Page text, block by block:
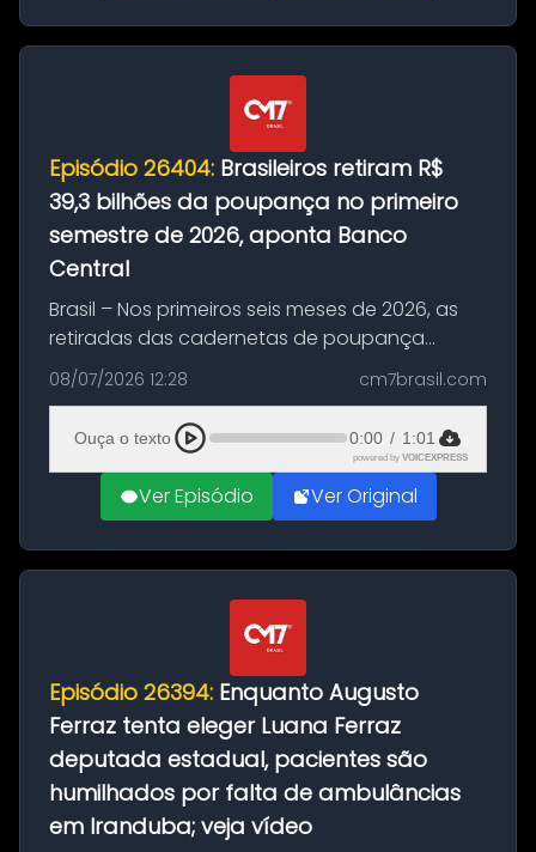
Episódio 26404: Brasileiros retiram R$
39,3 bilhões da poupança no primeiro
semestre de 2026, aponta Banco
Central
Brasil – Nos primeiros seis meses de 2026, as
retiradas das cadernetas de poupança
superaram os depósitos em mais de R$ 39,3
bilhões, aponta o relatório do Banco Central
divulgado nesta quarta-feira (...
08/07/2026 12:28 cm7brasil.com
Ouça o texto 0:00 / 1:01
powered by VOICEXPRESS
Ver Episódio Ver Original
Episódio 26394: Enquanto Augusto
Ferraz tenta eleger Luana Ferraz
deputada estadual, pacientes são
humilhados por falta de ambulâncias
em Iranduba; veja vídeo